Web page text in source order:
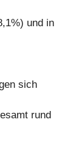
und in
sich
rund